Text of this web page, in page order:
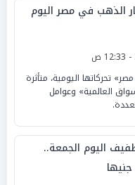
الذهب في مصر اليوم
تحركاتها اليومية، متأثرة
العالمية» وعوامل
اليوم الجمعة..